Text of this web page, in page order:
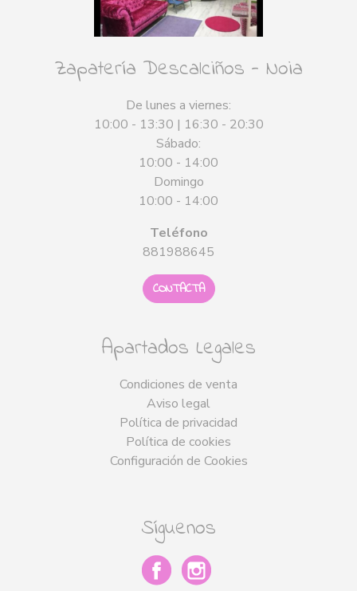
Zapatería Descalciños - Noia
De lunes a viernes:
10:00 - 13:30 | 16:30 - 20:30
Sábado:
10:00 - 14:00
Domingo
10:00 - 14:00
Teléfono
881988645
CONTACTA
Apartados Legales
Condiciones de venta
Aviso legal
Política de privacidad
Política de cookies
Configuración de Cookies
Síguenos